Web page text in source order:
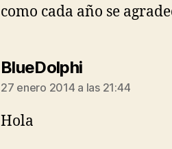
como cada año se
BlueDolphidice:
27 enero 2014 a las 21:44
Hola